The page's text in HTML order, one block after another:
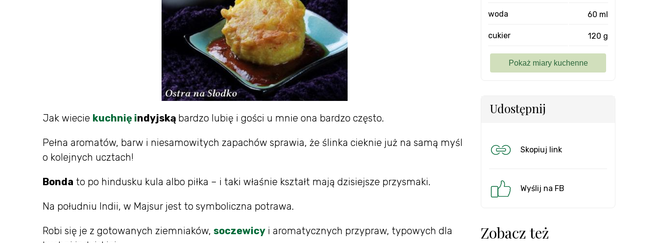
Jak wiecie kuchnię indyjską bardzo lubię i gości u mnie ona bardzo często.
Pełna aromatów, barw i niesamowitych zapachów sprawia, że ślinka cieknie już na samą myśl
o kolejnych ucztach!
Bonda to po hindusku kula albo piłka – i taki właśnie kształt mają dzisiejsze przysmaki.
Na południu Indii, w Majsur jest to symboliczna potrawa.
Robi się je z gotowanych ziemniaków, soczewicy i aromatycznych przypraw, typowych dla
woda 60 ml
cukier 120 g
Udostępnij
Skopiuj link
Wyślij na FB
Zobacz też